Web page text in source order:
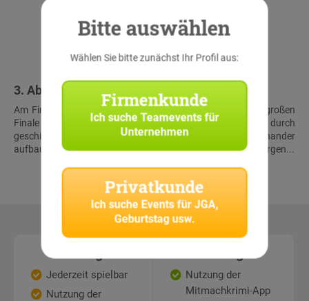
3. Abschluss & Schatzfund
Am Finalort treffen alle Teams wieder aufeinander. Beim großen
Finale müssen die Teilnehmer noch einmal alles geben, um durch
geschickte Kombination der Lösungen der aufeinander
aufbauenden Rätsel gemeinsam den virtuellen Schatz zu bergen...
Jederzeit spielbar
Nutzung der
Nutzung der
Mitmachkrimi-App
Bitte auswählen
Wählen Sie bitte zunächst Ihr Profil aus:
Firmenkunde
Ich sucheTeamevents für
Unternehmen
Privatkunde
Ich suche Events für JGA,
Geburtstag usw.